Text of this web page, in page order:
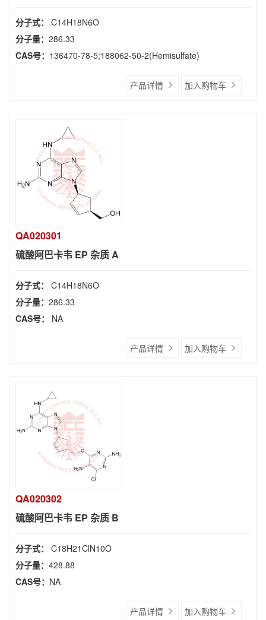
分子式： C14H18N6O
分子量： 286.33
CAS号： 136470-78-5;188062-50-2(Hemisulfate)
产品详情 加入购物车
QA020301
硫酸阿巴卡韦 EP 杂质 A
分子式： C14H18N6O
分子量： 286.33
CAS号：
NA
产品详情 加入购物车
QA020302
硫酸阿巴卡韦 EP 杂质 B
分子式： C18H21ClN10O
分子量： 428.88
CAS号： NA
产品详情 加入购物车